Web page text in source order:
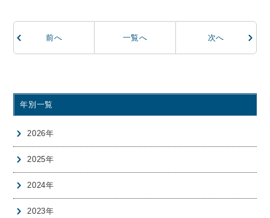
前へ 一覧へ 次へ
年別一覧
2026年
2025年
2024年
2023年